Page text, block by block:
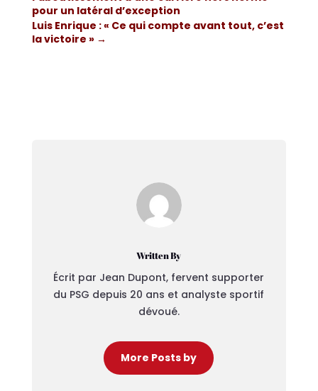
pour un latéral d’exception
Luis Enrique : « Ce qui compte avant tout, c’est
la victoire »→
Written By
Écrit par Jean Dupont, fervent supporter
du PSG depuis 20 ans et analyste sportif
dévoué.
More Posts by